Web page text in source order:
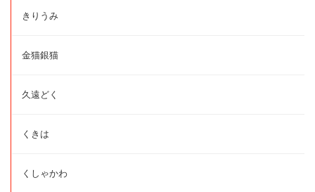
きりうみ
金猫銀猫
久遠どく
くきは
くしゃかわ